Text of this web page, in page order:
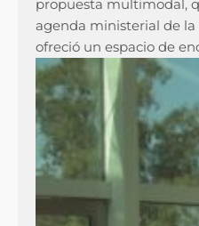
propuesta multimodal,
agenda ministerial de
ofreció un espacio de